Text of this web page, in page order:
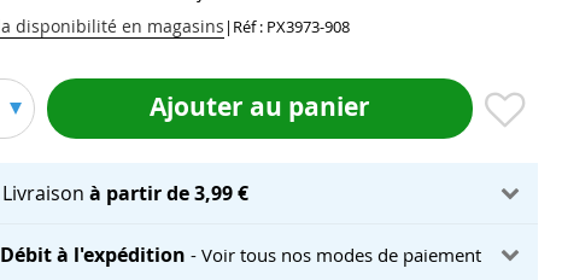
disponibilité en magasins | Réf : PX3973-908
Ajouter au panier
Livraisonà partir de 3,99 €
Débit à l'expédition- Voir tous nos modes de paiement